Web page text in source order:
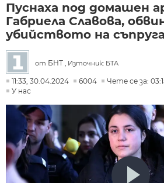
Пуснаха под домашен
Габриела Славова,
убийството на
от БНТ , Източник: БТА
11:33, 30.04.2024 6004
Чете се за:
У нас